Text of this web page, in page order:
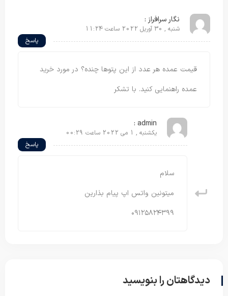
نگار سرافراز :
شنبه , 30 آوریل 2022 ساعت 11:24
پاسخ
قیمت عمده هر عدد از این پتوها چنده؟ در مورد خرید
عمده راهنمایی کنید. با تشکر
admin :
یکشنبه , 1 می 2022 ساعت 00:29
پاسخ
سلام
میتونین واتس اپ پیام بذارین
۰۹۱۲۵۸۲۴۳۹۹
دیدگاهتان را بنویسید